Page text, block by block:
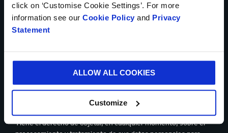
click on ‘Customise Cookie Settings’. For more
information see our Cookie Policy and Privacy
Statement
ALLOW ALL COOKIES
Customize
Se pueden cargar hasta 5 de archivos. Máximo (5Mb) por
Kappa y acepto el contenido de ladeclaración de privacidad.
Puedes darte de baja en cualquier momento utilizando el
vínculo que aparece en los correos electrónicos que recibas.
Tiene el derecho de objetar, en cualquier momento, sobre el